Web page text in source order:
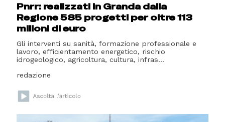
Pnrr: realizzati in Granda dalla
Regione 585 progetti per oltre 113
milioni di euro
Gli interventi su sanità, formazione professionale e
lavoro, efficientamento energetico, rischio
idrogeologico, agricoltura, cultura, infras...
redazione